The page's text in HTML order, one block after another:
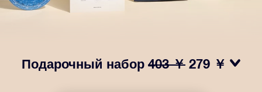
Подарочный набор 403 ￥ 279 ￥